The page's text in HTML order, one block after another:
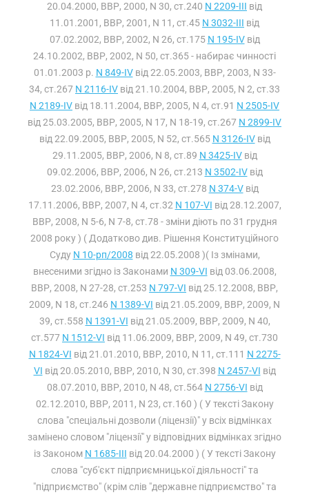
20.04.2000, ВВР, 2000, N 30, ст.240 N 2209-III від
11.01.2001, ВВР, 2001, N 11, ст.45 N 3032-III від
07.02.2002, ВВР, 2002, N 26, ст.175 N 195-IVвід
24.10.2002, ВВР, 2002, N 50, ст.365 - набирає чинності
01.01.2003 р. N 849-IVвід 22.05.2003, ВВР, 2003, N 33-
34, ст.267 N 2116-IV від 21.10.2004, ВВР, 2005, N 2, ст.33
N 2189-IV від 18.11.2004, ВВР, 2005, N 4, ст.91 N 2505-IV
від 25.03.2005, ВВР, 2005, N 17, N 18-19, ст.267 N 2899-IV
від 22.09.2005, ВВР, 2005, N 52, ст.565 N 3126-IVвід
29.11.2005, ВВР, 2006, N 8, ст.89 N 3425-IVвід
09.02.2006, ВВР, 2006, N 26, ст.213 N 3502-IVвід
23.02.2006, ВВР, 2006, N 33, ст.278 N 374-Vвід
17.11.2006, ВВР, 2007, N 4, ст.32 N 107-VI від 28.12.2007,
ВВР, 2008, N 5-6, N 7-8, ст.78 - зміни діють по 31 грудня
2008 року ) ( Додатково див. Рішення Конституційного
Суду N 10-рп/2008 від 22.05.2008 )( Із змінами,
внесеними згідно із Законами N 309-VI від 03.06.2008,
ВВР, 2008, N 27-28, ст.253 N 797-VI від 25.12.2008, ВВР,
2009, N 18, ст.246 N 1389-VI від 21.05.2009, ВВР, 2009, N
39, ст.558 N 1391-VI від 21.05.2009, ВВР, 2009, N 40,
ст.577 N 1512-VI від 11.06.2009, ВВР, 2009, N 49, ст.730
N 1824-VI від 21.01.2010, ВВР, 2010, N 11, ст.111 N 2275-
VI від 20.05.2010, ВВР, 2010, N 30, ст.398 N 2457-VI від
08.07.2010, ВВР, 2010, N 48, ст.564 N 2756-VI від
02.12.2010, ВВР, 2011, N 23, ст.160 ) ( У тексті Закону
слова "спеціальні дозволи (ліцензії)" у всіх відмінках
замінено словом "ліцензії" у відповідних відмінках згідно
із Законом N 1685-III від 20.04.2000 ) ( У тексті Закону
слова "суб'єкт підприємницької діяльності" та
"підприємство" (крім слів "державне підприємство" та